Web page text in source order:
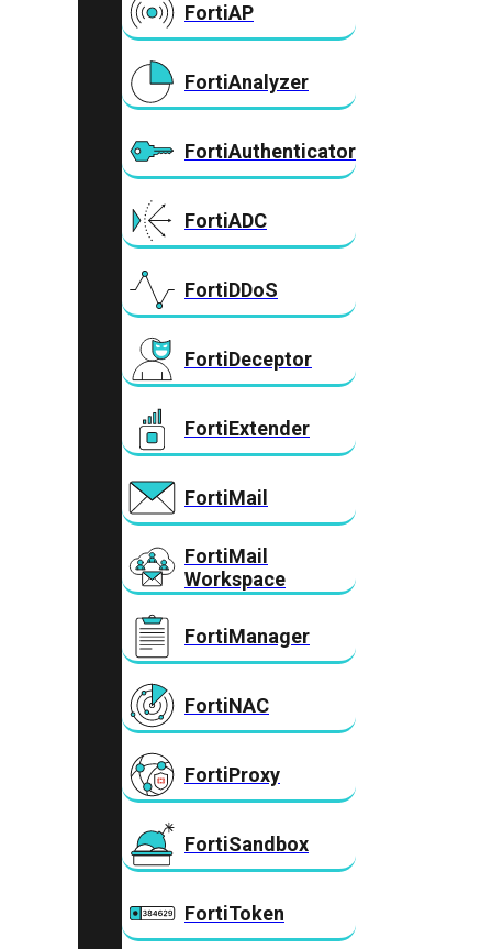
FortiAP
FortiAnalyzer
FortiAuthenticator
FortiADC
FortiDDoS
FortiDeceptor
FortiExtender
FortiMail
FortiMail
Workspace
FortiManager
FortiNAC
FortiProxy
FortiSandbox
FortiToken